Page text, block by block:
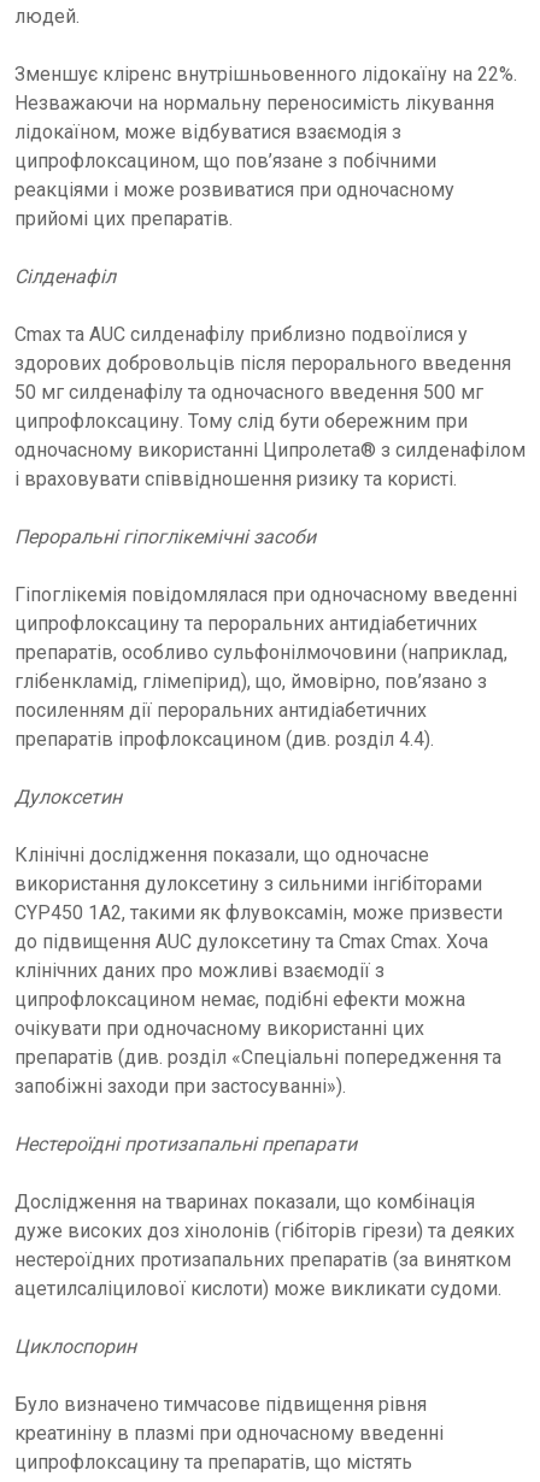
людей.
Зменшує кліренс внутрішньовенного лідокаїну на 22%.
Незважаючи на нормальну переносимість лікування
лідокаїном, може відбуватися взаємодія з
ципрофлоксацином, що пов’язане з побічними
реакціями і може розвиватися при одночасному
прийомі цих препаратів.
Сілденафіл
Cmax та AUC силденафілу приблизно подвоїлися у
здорових добровольців після перорального введення
50 мг силденафілу та одночасного введення 500 мг
ципрофлоксацину. Тому слід бути обережним при
одночасному використанні Ципролета® з силденафілом
і враховувати співвідношення ризику та користі.
Пероральні гіпоглікемічні засоби
Гіпоглікемія повідомлялася при одночасному введенні
ципрофлоксацину та пероральних антидіабетичних
препаратів, особливо сульфонілмочовини (наприклад,
глібенкламід, глімепірид), що, ймовірно, пов’язано з
посиленням дії пероральних антидіабетичних
препаратів іпрофлоксацином (див. розділ 4.4).
Дулоксетин
Клінічні дослідження показали, що одночасне
використання дулоксетину з сильними інгібіторами
CYP450 1A2, такими як флувоксамін, може призвести
до підвищення AUC дулоксетину та Cmax Cmax. Хоча
клінічних даних про можливі взаємодії з
ципрофлоксацином немає, подібні ефекти можна
очікувати при одночасному використанні цих
препаратів (див. розділ «Спеціальні попередження та
запобіжні заходи при застосуванні»).
Нестероїдні протизапальні препарати
Дослідження на тваринах показали, що комбінація
дуже високих доз хінолонів (гібіторів гірези) та деяких
нестероїдних протизапальних препаратів (за винятком
ацетилсаліцилової кислоти) може викликати судоми.
Циклоспорин
Було визначено тимчасове підвищення рівня
креатиніну в плазмі при одночасному введенні
ципрофлоксацину та препаратів, що містять